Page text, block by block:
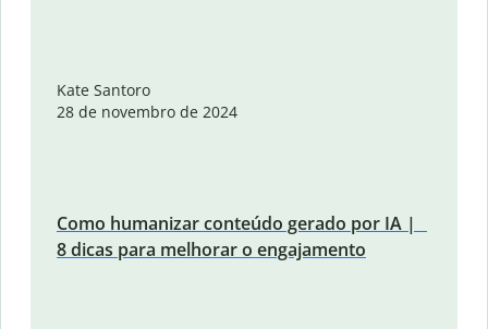
Kate Santoro
28 de novembro de 2024
Como humanizar conteúdo gerado por IA |
8 dicas para melhorar o engajamento